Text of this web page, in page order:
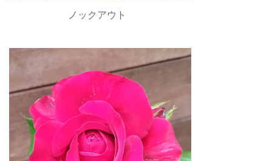
ノックアウト